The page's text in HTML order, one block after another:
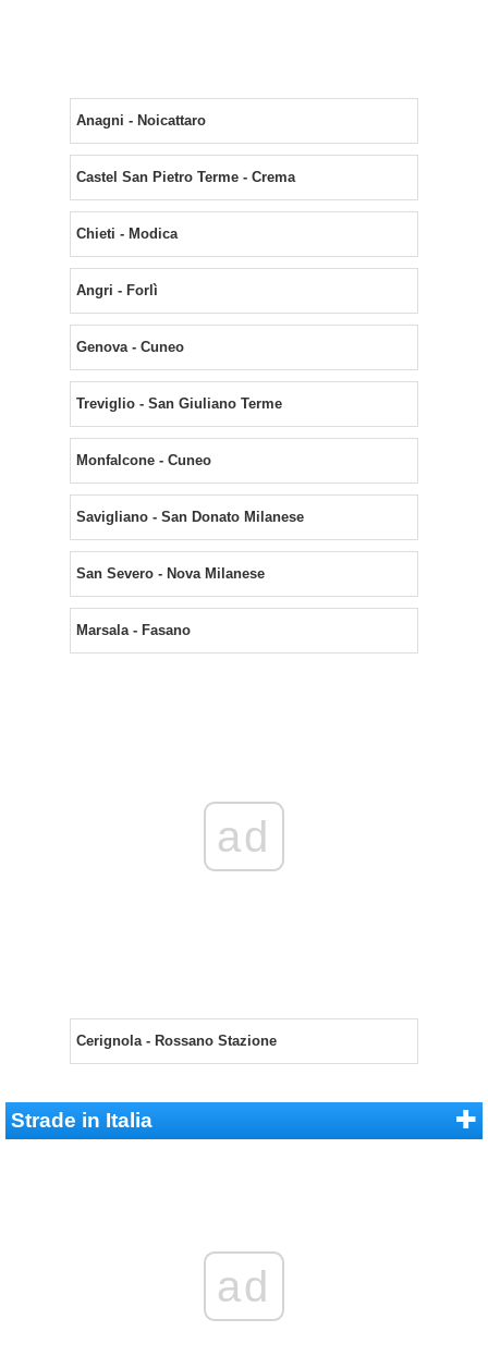
Anagni - Noicattaro
Castel San Pietro Terme - Crema
Chieti - Modica
Angri - Forlì
Genova - Cuneo
Treviglio - San Giuliano Terme
Monfalcone - Cuneo
Savigliano - San Donato Milanese
San Severo - Nova Milanese
Marsala - Fasano
ad
Cerignola - Rossano Stazione
Strade in Italia
ad